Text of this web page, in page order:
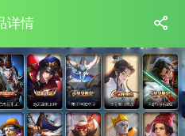
详情